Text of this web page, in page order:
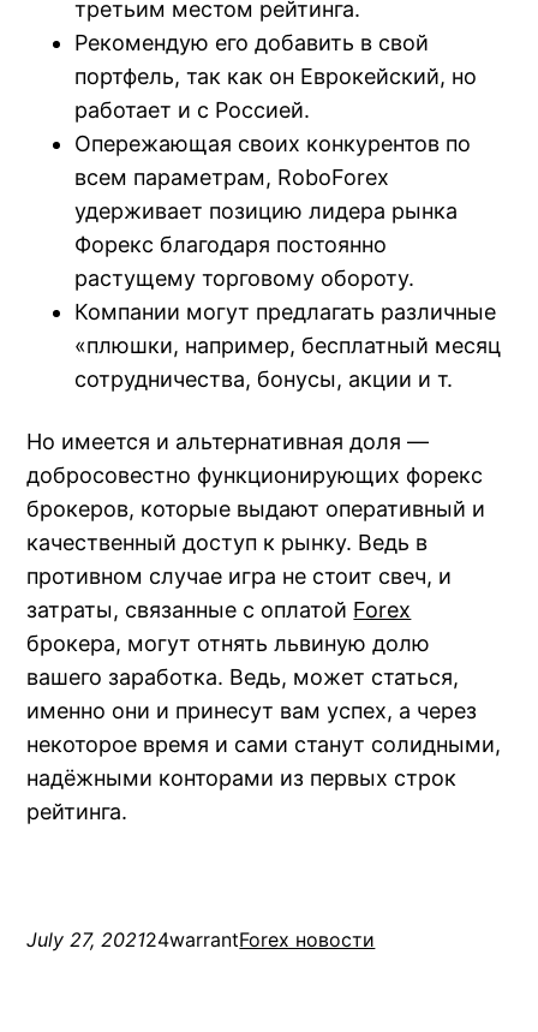
третьим местом рейтинга.
Рекомендую его добавить в свой
портфель, так как он Еврокейский, но
работает и с Россией.
Опережающая своих конкурентов по
всем параметрам, RoboForex
удерживает позицию лидера рынка
Форекс благодаря постоянно
растущему торговому обороту.
Компании могут предлагать различные
«плюшки, например, бесплатный месяц
сотрудничества, бонусы, акции и т.
Но имеется и альтернативная доля —
добросовестно функционирующих форекс
брокеров, которые выдают оперативный и
качественный доступ к рынку. Ведь в
противном случае игра не стоит свеч, и
затраты, связанные с оплатой Forex
брокера, могут отнять львиную долю
вашего заработка. Ведь, может статься,
именно они и принесут вам успех, а через
некоторое время и сами станут солидными,
надёжными конторами из первых строк
рейтинга.
July 27, 202124warrantForex новости